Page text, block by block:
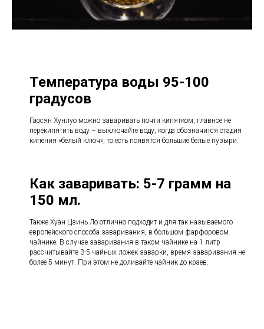
Температура воды 95-100
градусов
Гаосян Хунлуо можно заваривать почти кипятком, главное не
перекипятить воду – выключайте воду, когда обозначится стадия
кипения «белый ключ», то есть появятся большие белые пузыри.
Как заваривать: 5-7 грамм на
150 мл.
Также Хуан Цзинь Ло отлично подходит и для так называемого
европейского способа заваривания, в большом фарфоровом
чайнике. В случае заваривания в таком чайнике на 1 литр
рассчитывайте 3-5 чайных ложек заварки, время заваривания не
более 5 минут. При этом не доливайте чайник до краев.